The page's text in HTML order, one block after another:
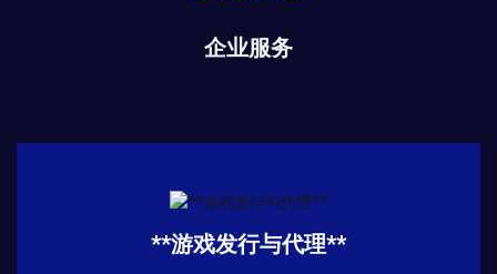
企业服务
**游戏发行与代理**